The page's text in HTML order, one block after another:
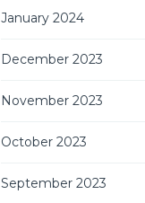
January 2024
December 2023
November 2023
October 2023
September 2023